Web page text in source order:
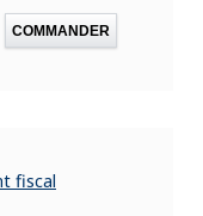
COMMANDER
fiscal